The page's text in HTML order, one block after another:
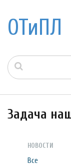
ОТиПЛ
Задача
НОВОСТИ
Все